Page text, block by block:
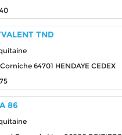
TND
64701 HENDAYE CEDEX
86